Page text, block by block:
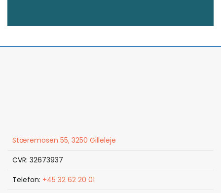
Stæremosen 55, 3250 Gilleleje
CVR: 32673937
Telefon: +45 32 62 20 01